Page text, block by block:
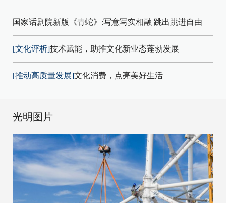
国家话剧院新版《青蛇》:写意写实相融 跳出跳进自由
[文化评析]技术赋能，助推文化新业态蓬勃发展
[推动高质量发展]文化消费，点亮美好生活
光明图片